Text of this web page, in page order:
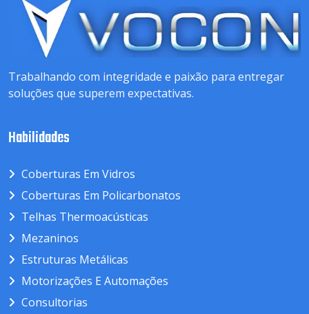
Trabalhando com integridade e paixão para entregar
soluções que superem expectativas.
Habilidades
Coberturas Em Vidros
Coberturas Em Policarbonatos
Telhas Thermoacústicas
Mezaninos
Estruturas Metálicas
Motorizações E Automações
Consultorias